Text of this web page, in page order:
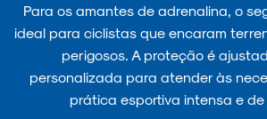
Para os amantes de adrenalina, o
ideal para ciclistas que encaram
perigosos. A proteção é
personalizada para atender às
prática esportiva intensa e de